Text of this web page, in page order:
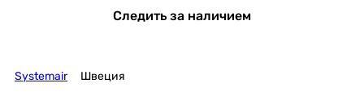
Следить за наличием
Systemair Швеция